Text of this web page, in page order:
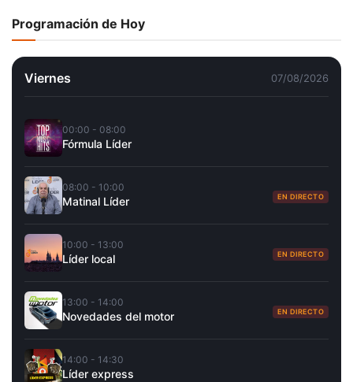
Programación de Hoy
Viernes 07/08/2026
00:00 - 08:00
Fórmula Líder
08:00 - 10:00
Matinal Líder EN DIRECTO
10:00 - 13:00
Líder local EN DIRECTO
13:00 - 14:00
Novedades del motor EN DIRECTO
14:00 - 14:30
Líder express